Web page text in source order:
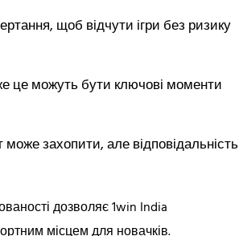
щоб відчути ігри без ризику
це можуть бути ключові моменти
захопити, але відповідальність
дозволяє 1win India
місцем для новачків.